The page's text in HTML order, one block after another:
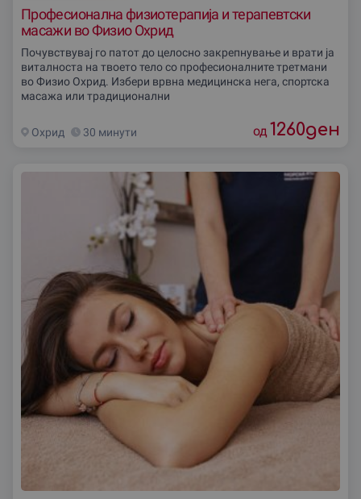
Професионална физиотерапија и терапевтски
масажи во Физио Охрид
Почувствувај го патот до целосно закрепнување и врати ја
виталноста на твоето тело со професионалните третмани
во Физио Охрид. Избери врвна медицинска нега, спортска
масажа или традиционални
Охрид 30 минути од 1260ден